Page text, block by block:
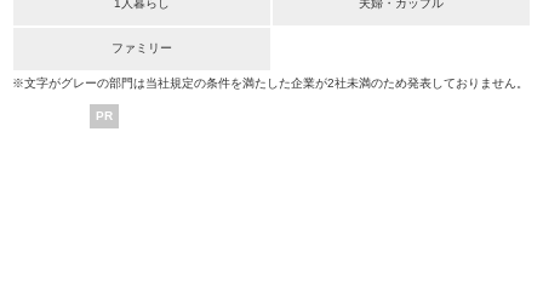
1人暮らし 夫婦・カップル
ファミリー
※文字がグレーの部門は当社規定の条件を満たした企業が2社未満のため発表しておりません。
PR